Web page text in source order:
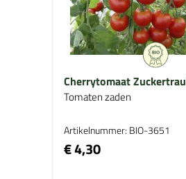
Cherrytomaat
Tomaten zaden
Artikelnummer: BIO-3651
€ 4,30